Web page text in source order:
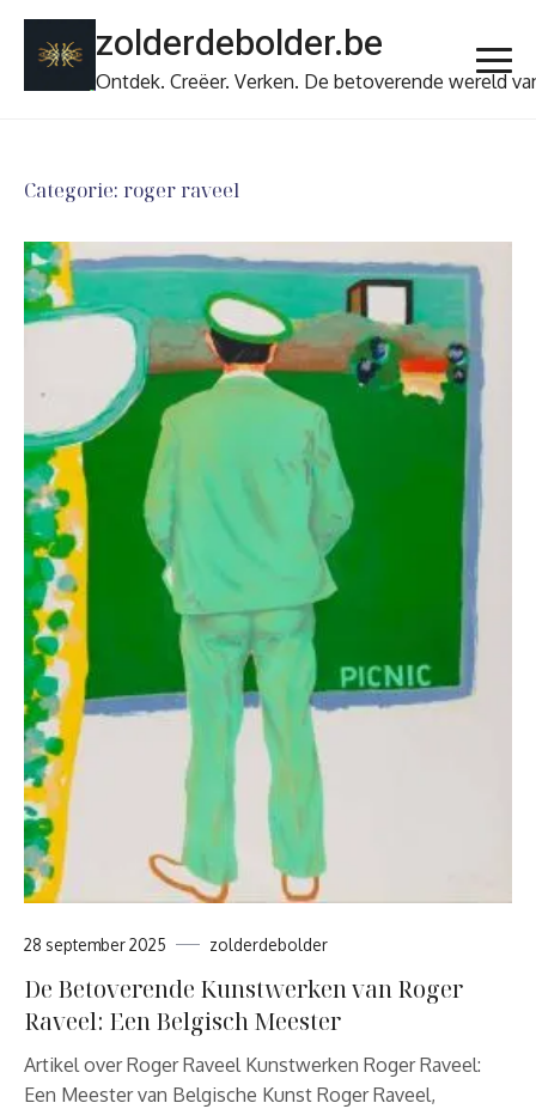
zolderdebolder.be
Ontdek. Creëer. Verken. De betoverende wereld
Categorie: roger raveel
28 september 2025 zolderdebolder
De Betoverende Kunstwerken van Roger
Raveel: Een Belgisch Meester
Artikel over Roger Raveel Kunstwerken Roger Raveel:
Een Meester van Belgische Kunst Roger Raveel,